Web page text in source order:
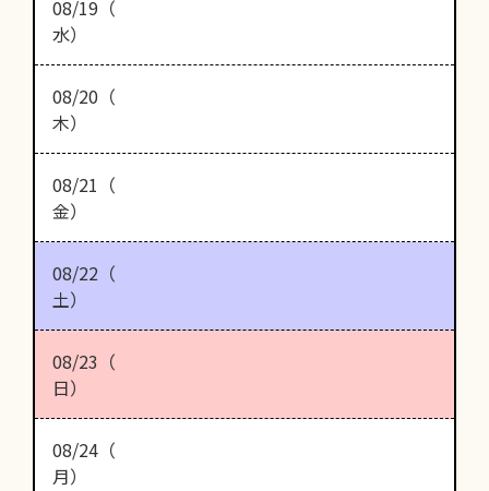
08/19（
水）
08/20（
木）
08/21（
金）
08/22（
土）
08/23（
日）
08/24（
月）